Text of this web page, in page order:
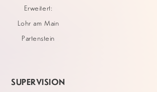
Erweitert:
Lohr am Main
Partenstein
SUPERVISION